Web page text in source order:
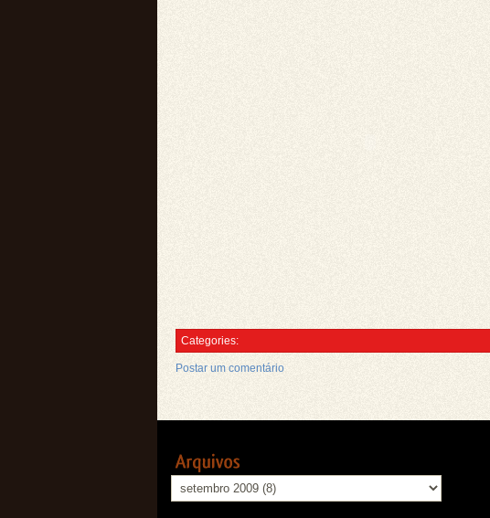
Categories:
Postar um comentário